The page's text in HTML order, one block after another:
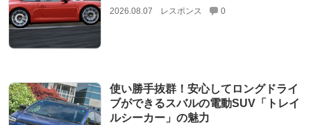
2026.08.07 レスポンス 0
使い勝手抜群！安心してロングドライ
ブができるスバルの電動SUV「トレイ
ルシーカー」の魅力